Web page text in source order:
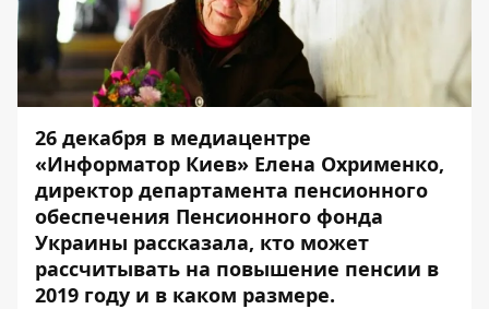
26 декабря в медиацентре
«Информатор Киев» Елена Охрименко,
директор департамента пенсионного
обеспечения Пенсионного фонда
Украины рассказала, кто может
рассчитывать на повышение пенсии в
2019 году и в каком размере.